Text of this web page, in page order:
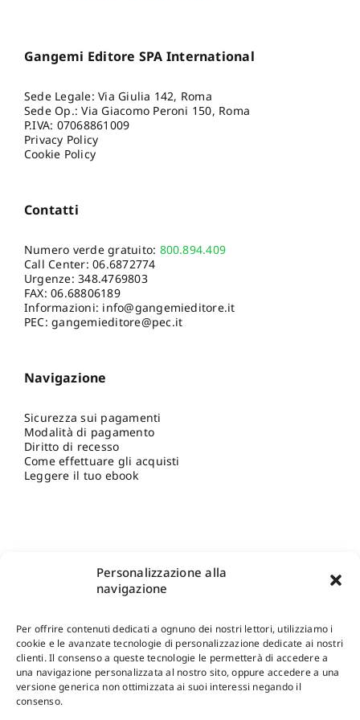
Personalizzazione alla
navigazione
Per offrire contenuti dedicati a ognuno dei nostri lettori, utilizziamo i
cookie e le avanzate tecnologie di personalizzazione dedicate ai nostri
clienti. Il consenso a queste tecnologie le permetterà di accedere a
una navigazione personalizzata al nostro sito, oppure accedere a una
versione generica non ottimizzata ai suoi interessi negando il
consenso.
Gangemi Editore SPA International
Sede Legale: Via Giulia 142, Roma
Sede Op.: Via Giacomo Peroni 150, Roma
P.IVA: 07068861009
Privacy Policy
Cookie Policy
Contatti
Numero verde gratuito: 800.894.409
Call Center:06.6872774
Urgenze:348.4769803
FAX: 06.68806189
Informazioni: info@gangemieditore.it
PEC: gangemieditore@pec.it
Navigazione
Sicurezza sui pagamenti
Modalità di pagamento
Diritto di recesso
Come effettuare gli acquisti
Leggere il tuo ebook
Shop Gangemi Editore-Pagamenti Sicuri e anche Rateali